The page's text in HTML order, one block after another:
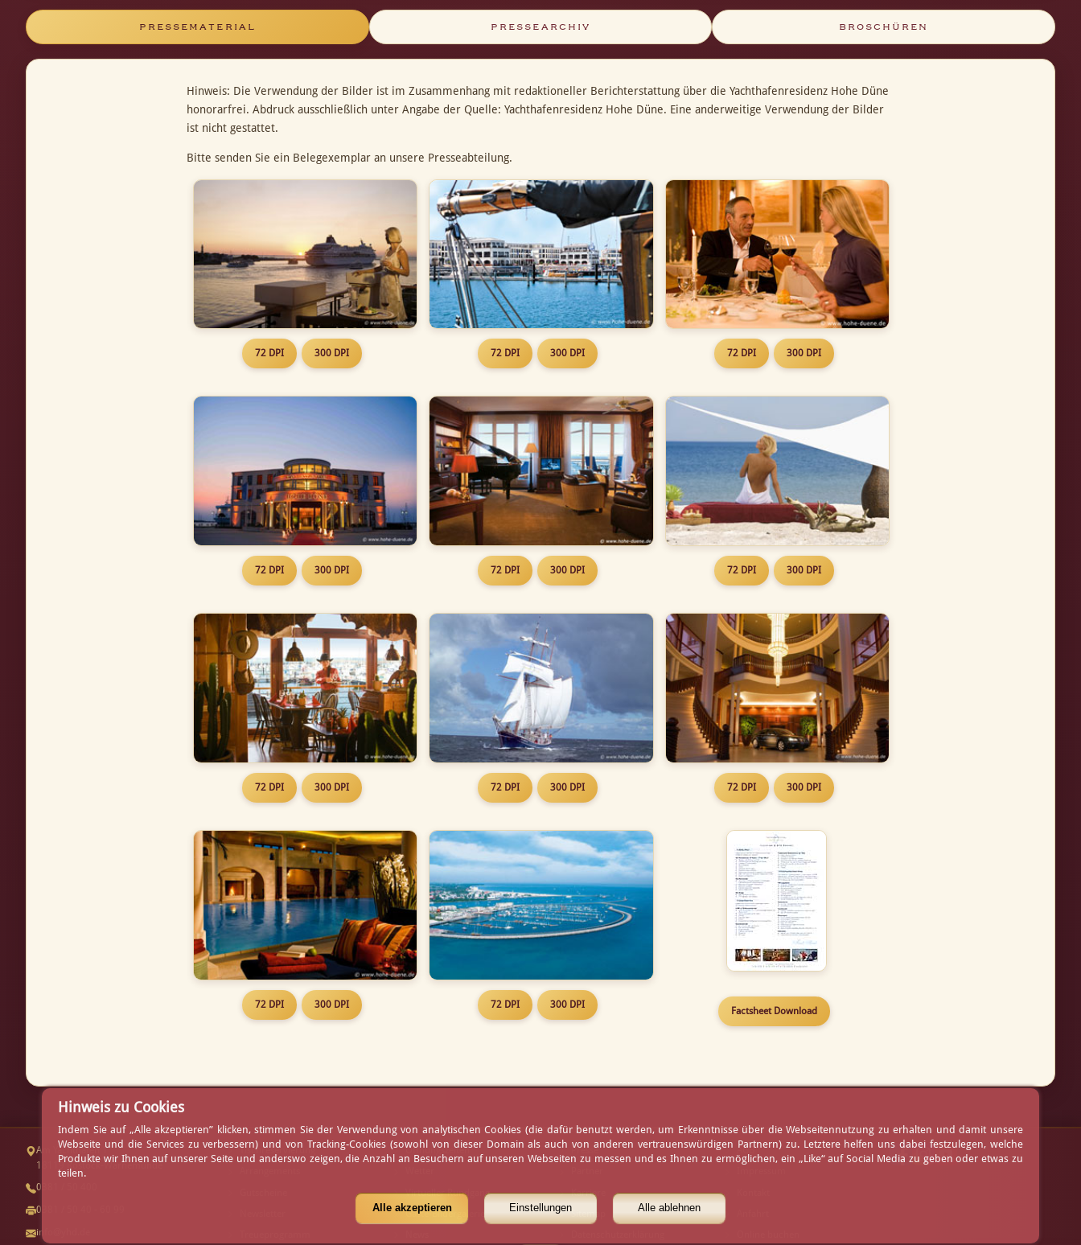
PRESSEMATERIAL PRESSEARCHIV BROSCHÜREN
Hinweis: Die Verwendung der Bilder ist im Zusammenhang mit redaktioneller Berichterstattung über die Yachthafenresidenz Hohe Düne
honorarfrei. Abdruck ausschließlich unter Angabe der Quelle: Yachthafenresidenz Hohe Düne. Eine anderweitige Verwendung der Bilder
ist nicht gestattet.
Bitte senden Sie ein Belegexemplar an unsere Presseabteilung.
72 DPI 300 DPI 72 DPI 300 DPI 72 DPI 300 DPI
72 DPI 300 DPI 72 DPI 300 DPI 72 DPI 300 DPI
72 DPI 300 DPI 72 DPI 300 DPI 72 DPI 300 DPI
72 DPI 300 DPI 72 DPI 300 DPI
Factsheet Download
Am Yachthafen 1
18119 Rostock-Warnemünde
0381 / 50 400
0381 / 50 40 - 60 99
info@yhd.de
Tischreservierung
Öffnungszeiten
Virtueller Rundgang
Gäste-Bildergalerie
Presse
Karriere
Sitemap
AGB
Hinweis zu Cookies
Indem Sie auf „Alle akzeptieren” klicken, stimmen Sie der Verwendung von analytischen Cookies (die dafür benutzt werden, um Erkenntnisse über die Webseitennutzung zu erhalten und damit unsere
Webseite und die Services zu verbessern) und von Tracking-Cookies (sowohl von dieser Domain als auch von anderen vertrauenswürdigen Partnern) zu. Letztere helfen uns dabei festzulegen, welche
Produkte wir Ihnen auf unserer Seite und anderswo zeigen, die Anzahl an Besuchern auf unseren Webseiten zu messen und es Ihnen zu ermöglichen, ein „Like“ auf Social Media zu geben oder etwas zu
teilen.
Alle akzeptieren Einstellungen Alle ablehnen